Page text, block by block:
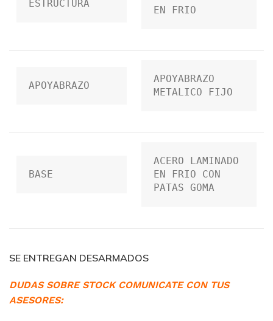
ESTRUCTURA
EN FRIO
APOYABRAZO
APOYABRAZO
METALICO FIJO
BASE
ACERO LAMINADO
EN FRIO CON
PATAS GOMA
SE ENTREGAN DESARMADOS
DUDAS SOBRE STOCK COMUNICATE CON TUS
ASESORES: